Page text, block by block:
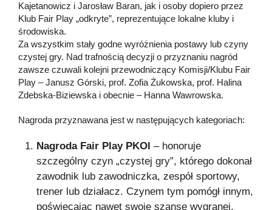
Kajetanowicz i Jarosław Baran, jak i osoby dopiero przez
Klub Fair Play „odkryte”, reprezentujące lokalne kluby i
środowiska.
Za wszystkim stały godne wyróżnienia postawy lub czyny
czystej gry. Nad trafnością decyzji o przyznaniu nagród
zawsze czuwali kolejni przewodniczący Komisji/Klubu Fair
Play – Janusz Górski, prof. Zofia Żukowska, prof. Halina
Zdebska-Biziewska i obecnie – Hanna Wawrowska.
Nagroda przyznawana jest w następujących kategoriach:
Nagroda Fair Play PKOl – honoruje
szczególny czyn „czystej gry”, którego dokonał
zawodnik lub zawodniczka, zespół sportowy,
trener lub działacz. Czynem tym pomógł innym,
poświęcając nawet swoje szanse wygranej,